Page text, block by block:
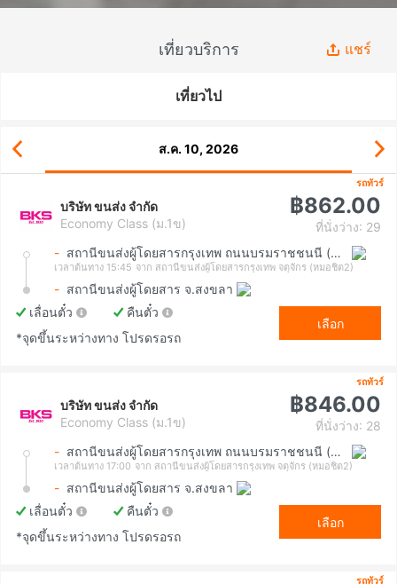
เที่ยวบริการ แชร์
เที่ยวไป
ส.ค. 10, 2026
รถทัวร์
บริษัท ขนส่ง จำกัด
Economy Class (ม.1ข)
฿862.00
ที่นั่งว่าง: 29
-
สถานีขนส่งผู้โดยสารกรุงเทพ ถนนบรมราชชนนี (สายใต้ใหม่)
เวลาต้นทาง 15:45 จาก สถานีขนส่งผู้โดยสารกรุงเทพ จตุจักร (หมอชิต2)
- สถานีขนส่งผู้โดยสาร จ.สงขลา
เลื่อนตั๋ว
คืนตั๋ว
*จุดขึ้นระหว่างทาง โปรดรอรถ
เลือก
รถทัวร์
บริษัท ขนส่ง จำกัด
Economy Class (ม.1ข)
฿846.00
ที่นั่งว่าง: 28
-
สถานีขนส่งผู้โดยสารกรุงเทพ ถนนบรมราชชนนี (สายใต้ใหม่)
เวลาต้นทาง 17:00 จาก สถานีขนส่งผู้โดยสารกรุงเทพ จตุจักร (หมอชิต2)
- สถานีขนส่งผู้โดยสาร จ.สงขลา
เลื่อนตั๋ว
คืนตั๋ว
*จุดขึ้นระหว่างทาง โปรดรอรถ
เลือก
รถทัวร์